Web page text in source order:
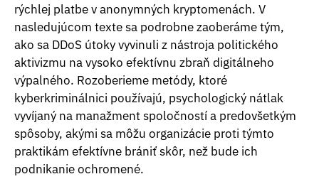
rýchlej platbe v anonymných kryptomenách. V
nasledujúcom texte sa podrobne zaoberáme tým,
ako sa DDoS útoky vyvinuli z nástroja politického
aktivizmu na vysoko efektívnu zbraň digitálneho
výpalného. Rozoberieme metódy, ktoré
kyberkriminálnici používajú, psychologický nátlak
vyvíjaný na manažment spoločností a predovšetkým
spôsoby, akými sa môžu organizácie proti týmto
praktikám efektívne brániť skôr, než bude ich
podnikanie ochromené.